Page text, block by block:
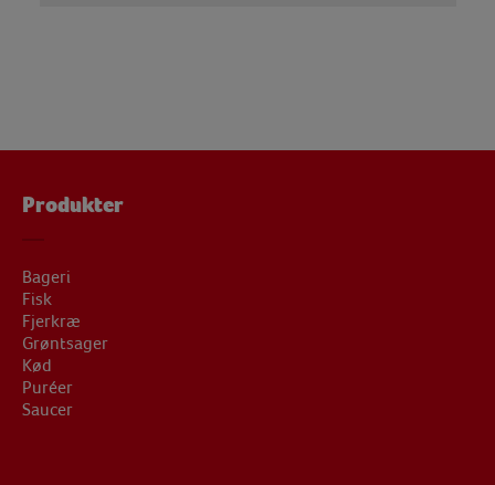
Produkter
Bageri
Fisk
Fjerkræ
Grøntsager
Kød
Puréer
Saucer